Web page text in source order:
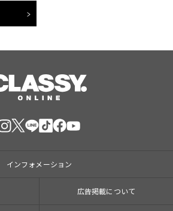
インフォメーション
広告掲載について